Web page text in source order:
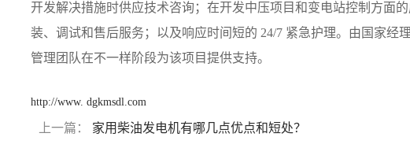
开发解决措施时供应技术咨询；在开发中压项目和变电站控制方面
装、调试和售后服务；以及响应时间短的 24/7 紧急护理。由国家经
管理团队在不一样阶段为该项目提供支持。
http://www. dgkmsdl.com
上一篇： 家用柴油发电机有哪几点优点和短处？